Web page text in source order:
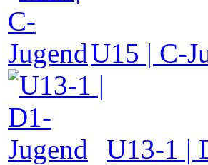
U15 | C-
U13-1 |